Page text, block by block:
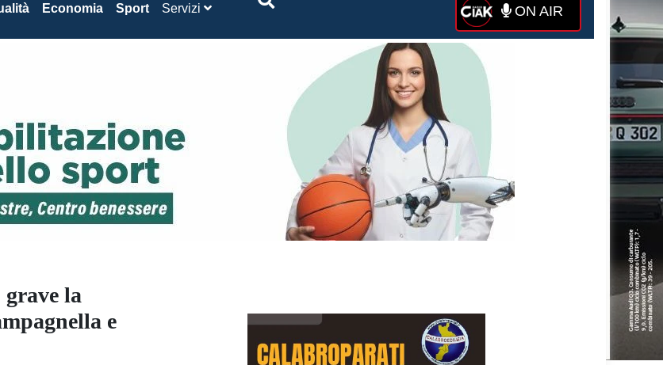
Economia Sport Servizi ON AIR
la
e